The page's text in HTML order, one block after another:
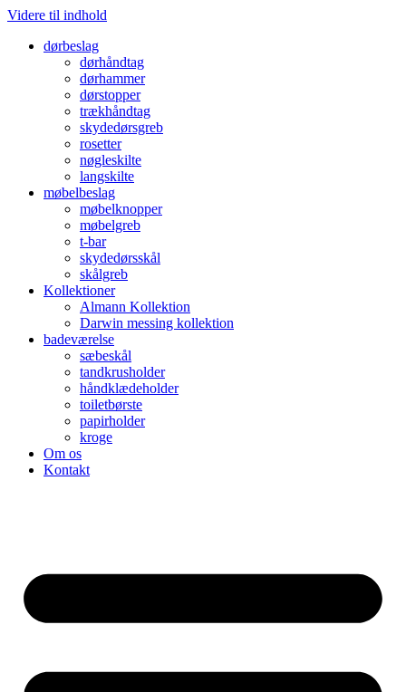
Videre til indhold
dørbeslag
dørhåndtag
dørhammer
dørstopper
trækhåndtag
skydedørsgreb
rosetter
nøgleskilte
langskilte
møbelbeslag
møbelknopper
møbelgreb
t-bar
skydedørsskål
skålgreb
Kollektioner
Almann Kollektion
Darwin messing kollektion
badeværelse
sæbeskål
tandkrusholder
håndklædeholder
toiletbørste
papirholder
kroge
Om os
Kontakt